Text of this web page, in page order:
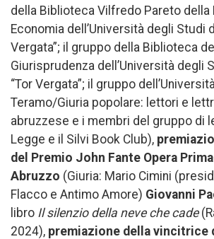
della Biblioteca Vilfredo Pareto della
Economia dell’Università degli Studi
Vergata”; il gruppo della Biblioteca
Giurisprudenza dell’Università degli
“Tor Vergata”; il gruppo
Teramo/Giuria popolare: lettori e
abruzzese e i membri del gruppo di
Legge e il Silvi Book Club),
del Premio John Fante Opera
Abruzzo (Giuria: Mario Cimini
Flacco e Antimo Amore) Giovanni
libro Il silenzio della neve che cade
2024), premiazione della vincitrice